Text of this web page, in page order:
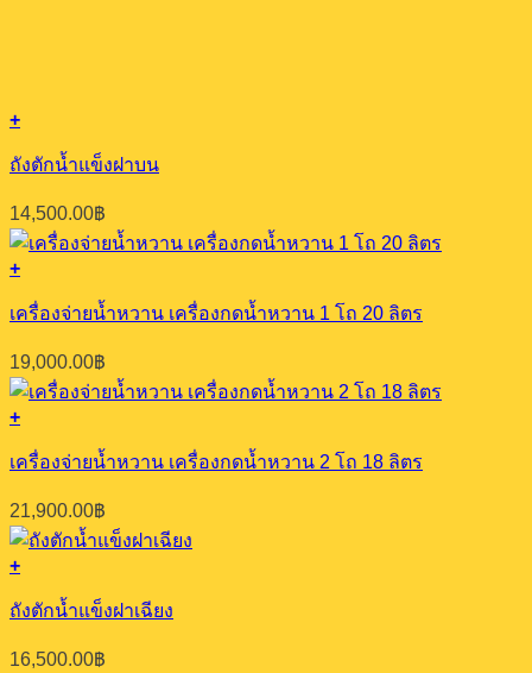
เครื่องจ่ายน้ำหวาน เครื่องกดน้ำหวาน 2 โถ 18 ลิตร
21,900.00฿
+
ถังตักน้ำแข็งฝาเฉียง
16,500.00฿
+
เครื่องจ่ายน้ำหวาน เครื่องกดน้ำหวาน 1 โถ 12 ลิตร
14,900.00฿
+
เครื่องจ่ายน้ำหวาน เครื่องกดน้ำหวาน 3 โถ 18 ลิตร
31,700.00฿